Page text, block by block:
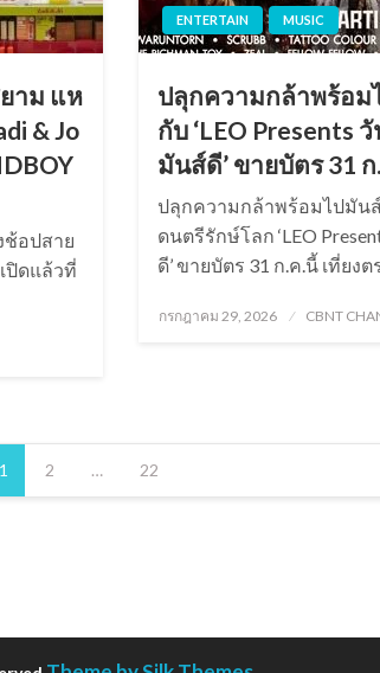
าม แห
& Jo
ช้อปสาย
ปิดแล้วที่
ENTERTAIN MUSIC
ปลุกความกล้าพร้อม
กับ ‘LEO Presents
มันส์ดี’ ขายบัตร 31
ปลุกความกล้าพร้อมไปมัน
ดนตรีรักษ์โลก ‘LEO
ดี’ ขายบัตร 31 ก.ค.นี้ เที่ยงต
Posted
กรกฎาคม 29, 2026 CBNT
1 2 … 22